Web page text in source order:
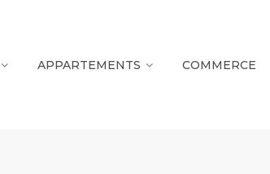
APPARTEMENTS COMMERCE